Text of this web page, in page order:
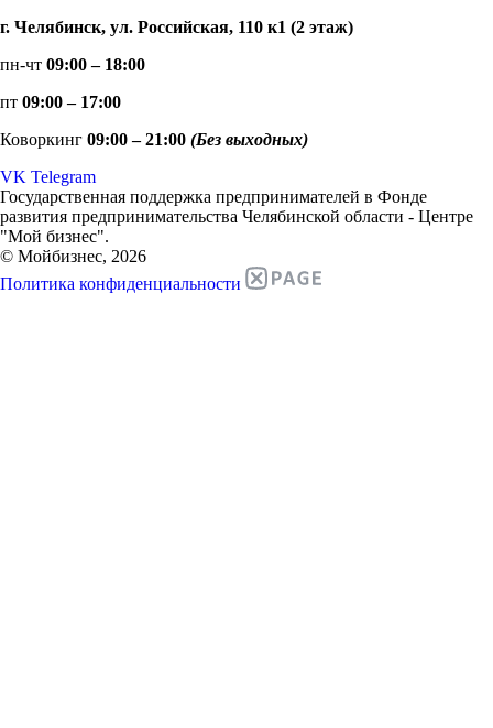
г. Челябинск, ул. Российская, 110 к1 (2 этаж)
пн-чт 09:00 – 18:00
пт 09:00 – 17:00
Коворкинг 09:00 – 21:00 (Без выходных)
VK Telegram
Государственная поддержка предпринимателей в Фонде
развития предпринимательства Челябинской области - Центре
"Мой бизнес".
© Мойбизнес, 2026
Политика конфиденциальности